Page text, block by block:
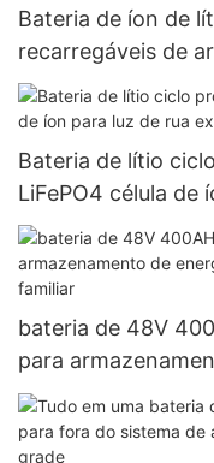
Bateria de íon de
recarregáveis ​​de
sistema solar
Bateria de lítio
LiFePO4 célula de
bateria de 48V
para
solar do agregado